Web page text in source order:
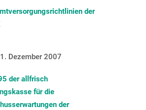
der
Dezember 2007
der allfrisch
für die
der